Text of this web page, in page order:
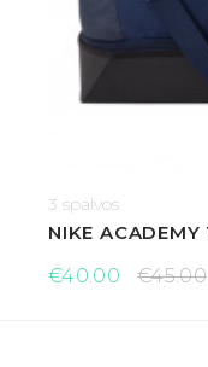
3 spalvos
€40.00
€45.00